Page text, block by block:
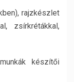
rajzkészlet
zsírkrétákkal,
készítői